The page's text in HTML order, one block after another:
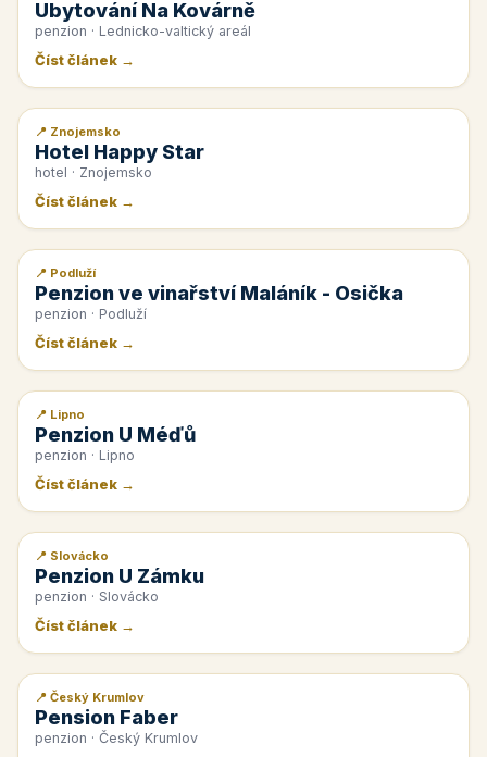
Ubytování Na Kovárně
penzion · Lednicko-valtický areál
Číst článek →
📰 PR článek
📍 Znojemsko
Hotel Happy Star
hotel · Znojemsko
Číst článek →
📰 PR článek
📍 Podluží
Penzion ve vinařství Maláník - Osička
penzion · Podluží
Číst článek →
📰 PR článek
📍 Lipno
Penzion U Méďů
penzion · Lipno
Číst článek →
📰 PR článek
📍 Slovácko
Penzion U Zámku
penzion · Slovácko
Číst článek →
📰 PR článek
📍 Český Krumlov
Pension Faber
penzion · Český Krumlov